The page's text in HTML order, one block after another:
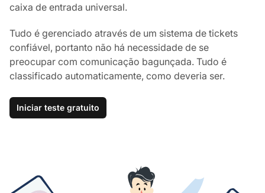
caixa de entrada universal.
Tudo é gerenciado através de um sistema de tickets
confiável, portanto não há necessidade de se
preocupar com comunicação bagunçada. Tudo é
classificado automaticamente, como deveria ser.
Iniciar teste gratuito